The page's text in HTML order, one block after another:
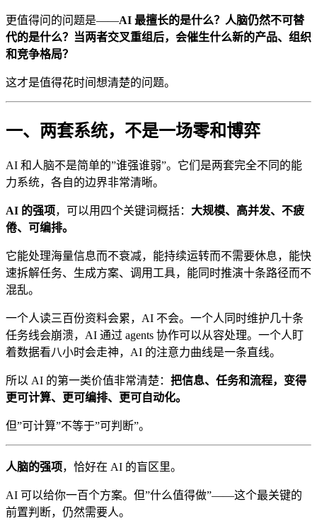
更值得问的问题是——AI 最擅长的是什么？人脑仍然不可替
代的是什么？当两者交叉重组后，会催生什么新的产品、组织
和竞争格局？
这才是值得花时间想清楚的问题。
一、两套系统，不是一场零和博弈
AI 和人脑不是简单的”谁强谁弱”。它们是两套完全不同的能
力系统，各自的边界非常清晰。
AI 的强项，可以用四个关键词概括： 大规模、高并发、不疲
倦、可编排。
它能处理海量信息而不衰减，能持续运转而不需要休息，能快
速拆解任务、生成方案、调用工具，能同时推演十条路径而不
混乱。
一个人读三百份资料会累，AI 不会。一个人同时维护几十条
任务线会崩溃，AI 通过 agents 协作可以从容处理。一个人盯
着数据看八小时会走神，AI 的注意力曲线是一条直线。
所以 AI 的第一类价值非常清楚： 把信息、任务和流程，变得
更可计算、更可编排、更可自动化。
但”可计算”不等于”可判断”。
人脑的强项，恰好在 AI 的盲区里。
AI 可以给你一百个方案。但”什么值得做”——这个最关键的
前置判断，仍然需要人。